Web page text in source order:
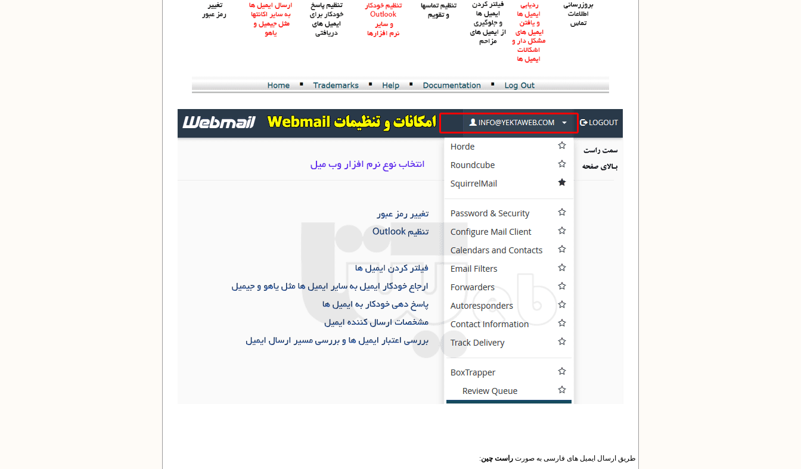
طریق ارسال ایمیل های فارسی به صورت راست چین: